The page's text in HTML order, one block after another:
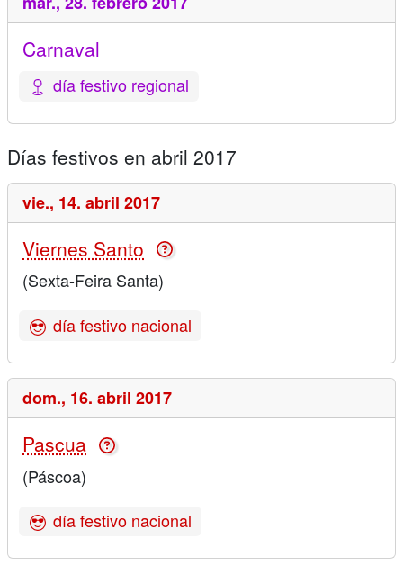
Carnaval
día festivo regional
Días festivos en abril 2017
vie., 14. abril 2017
Viernes Santo
(Sexta-Feira Santa)
día festivo nacional
dom., 16. abril 2017
Pascua
(Páscoa)
día festivo nacional